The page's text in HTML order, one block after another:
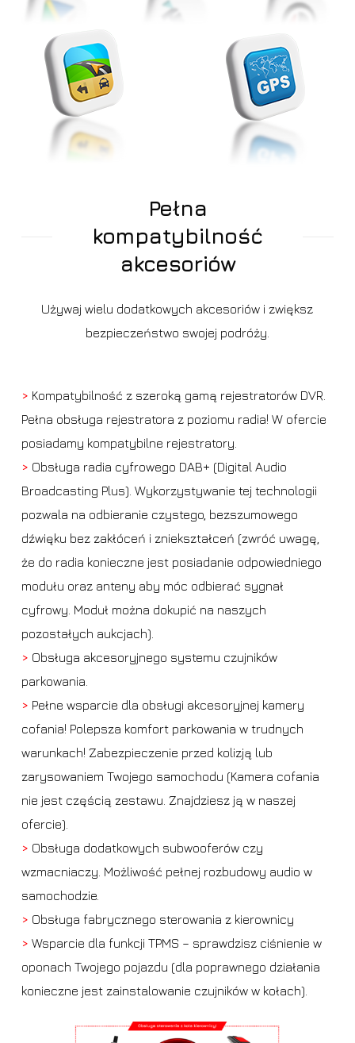
Pełna
kompatybilność
akcesoriów
Używaj wielu dodatkowych akcesoriów i zwiększ
bezpieczeństwo swojej podróży.
> Kompatybilność z szeroką gamą rejestratorów DVR.
Pełna obsługa rejestratora z poziomu radia! W ofercie
posiadamy kompatybilne rejestratory.
> Obsługa radia cyfrowego DAB+ (Digital Audio
Broadcasting Plus). Wykorzystywanie tej technologii
pozwala na odbieranie czystego, bezszumowego
dźwięku bez zakłóceń i zniekształceń (zwróć uwagę,
że do radia konieczne jest posiadanie odpowiedniego
modułu oraz anteny aby móc odbierać sygnał
cyfrowy. Moduł można dokupić na naszych
pozostałych aukcjach).
> Obsługa akcesoryjnego systemu czujników
parkowania.
> Pełne wsparcie dla obsługi akcesoryjnej kamery
cofania! Polepsza komfort parkowania w trudnych
warunkach! Zabezpieczenie przed kolizją lub
zarysowaniem Twojego samochodu (Kamera cofania
nie jest częścią zestawu. Znajdziesz ją w naszej
ofercie).
> Obsługa dodatkowych subwooferów czy
wzmacniaczy. Możliwość pełnej rozbudowy audio w
samochodzie.
> Obsługa fabrycznego sterowania z kierownicy
> Wsparcie dla funkcji TPMS – sprawdzisz ciśnienie w
oponach Twojego pojazdu (dla poprawnego działania
konieczne jest zainstalowanie czujników w kołach).